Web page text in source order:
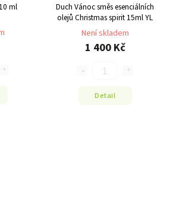
ml
Duch Vánoc směs esenciálních
olejů Christmas spirit 15ml YL
Není skladem
1 400 Kč
Detail